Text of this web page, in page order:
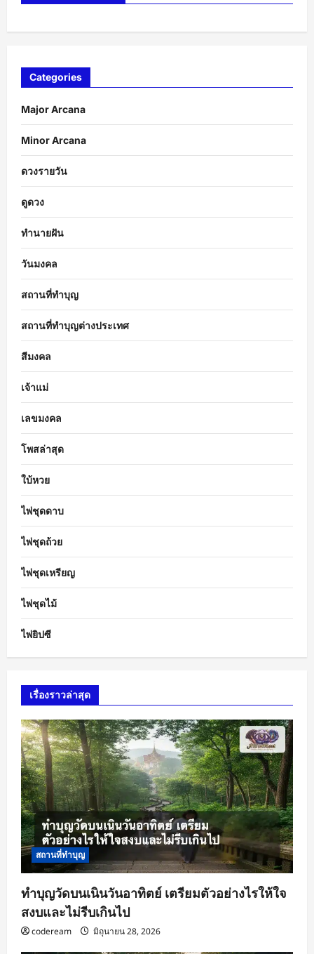
Categories
Major Arcana
Minor Arcana
ดวงรายวัน
ดูดวง
ทำนายฝัน
วันมงคล
สถานที่ทำบุญ
สถานที่ทำบุญต่างประเทศ
สีมงคล
เจ้าแม่
เลขมงคล
โพสล่าสุด
ใบ้หวย
ไพ่ชุดดาบ
ไพ่ชุดถ้วย
ไพ่ชุดเหรียญ
ไพ่ชุดไม้
ไพ่ยิปซี
เรื่องราวล่าสุด
สถานที่ทำบุญ
ทำบุญวัดบนเนินวันอาทิตย์ เตรียมตัวอย่างไรให้ใจ
สงบและไม่รีบเกินไป
codeream มิถุนายน 28, 2026